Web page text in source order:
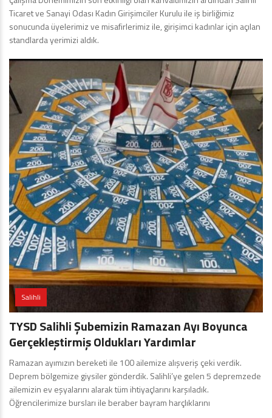
Ticaret ve Sanayi Odası Kadın Girişimciler Kurulu ile iş birliğimiz
sonucunda üyelerimiz ve misafirlerimiz ile, girişimci kadınlar için açılan
standlarda yerimizi aldık.
Salihli
TYSD Salihli Şubemizin Ramazan Ayı Boyunca
Gerçekleştirmiş Oldukları Yardımlar
Ramazan ayımızın bereketi ile 100 ailemize alışveriş çeki verdik.
Deprem bölgemize giysiler gönderdik. Salihli’ye gelen 5 depremzede
ailemizin ev eşyalarını alarak tüm ihtiyaçlarını karşıladık.
Öğrencilerimize bursları ile beraber bayram harçlıklarını